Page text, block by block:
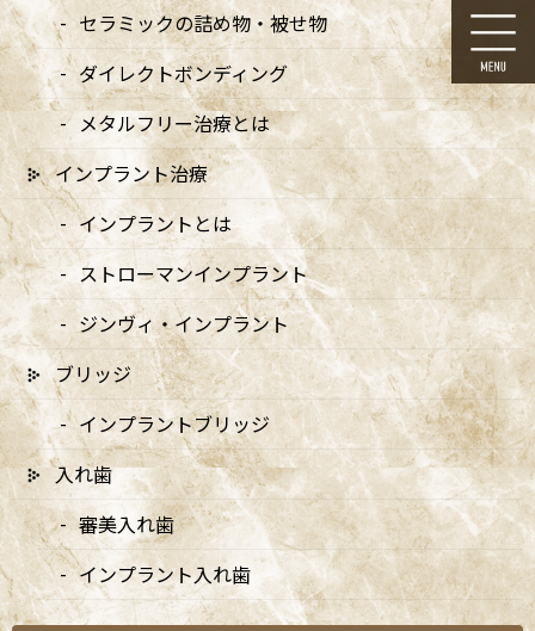
コ
ン
テ
ン
ツ
に
移
動
ナ
ビ
ゲ
ー
シ
ョ
ン
に
移
動 お知らせ
HOME お知らせ
インビザライン
A smiling woman holding invisalign or invisible braces, orthodontic equipment
2024/09/02
A smiling woman holding
invisalign or invisible braces,
orthodontic equipment
セラミックの詰め物・被せ物
ダイレクトボンディング
メタルフリー治療とは
インプラント治療
インプラントとは
ストローマンインプラント
ジンヴィ・インプラント
ブリッジ
インプラントブリッジ
入れ歯
審美入れ歯
インプラント入れ歯